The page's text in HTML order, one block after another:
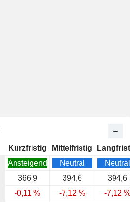
Kurzfristig Mittelfristig
Ansteigend Neutral
Neutral
366,9 394,6
394,6
-0,11 % -7,12 %
-7,12 %